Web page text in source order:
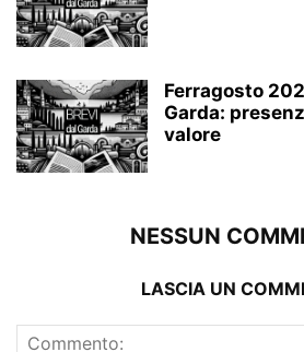
Ferragosto
Garda:
valore
NESSUN
LASCIA UN